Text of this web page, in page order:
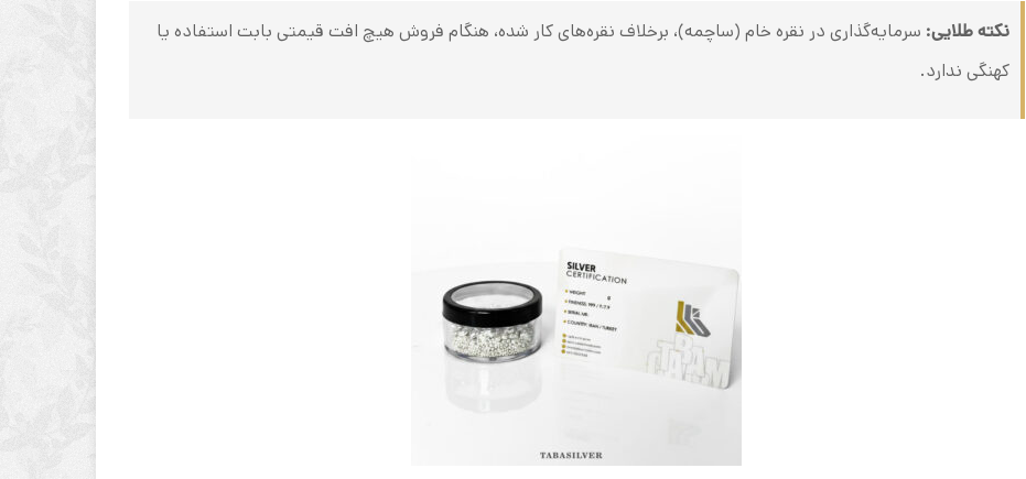
نکته طلایی: سرمایه‌گذاری در نقره خام (ساچمه)، برخلاف نقره‌های کار شده، هنگام فروش هیچ افت قیمتی بابت استفاده یا
کهنگی ندارد.